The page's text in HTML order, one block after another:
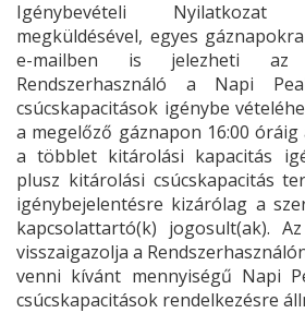
Igénybevételi
megküldésével, egyes
e-mailben is jelezheti
Rendszerhasználó a Napi
csúcskapacitások igénybe
a megelőző gáznapon 16:00 óráig
a többlet kitárolási kapacitás
plusz kitárolási csúcskapacitás
igénybejelentésre kizárólag a
kapcsolattartó(k) jogosult(ak).
visszaigazolja a
venni kívánt mennyiségű Napi
csúcskapacitások rendelkezésre